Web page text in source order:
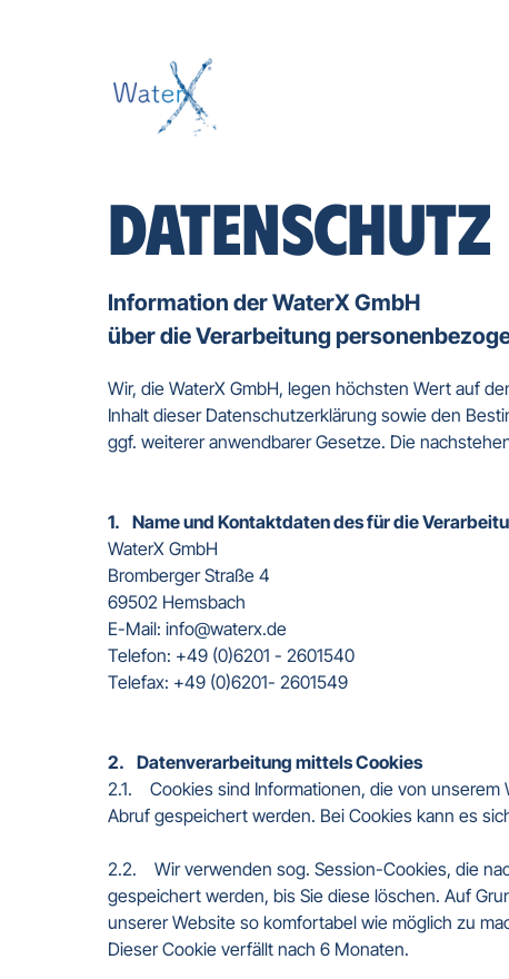
DATENSCHUTZ
Information der WaterX GmbH
über die Verarbeitung
Wir, die WaterX GmbH, legen höchsten Wert auf
Inhalt dieser Datenschutzerklärung sowie den
ggf. weiterer anwendbarer Gesetze. Die
1.    Name und Kontaktdaten des für die
WaterX GmbH
Bromberger Straße 4
69502 Hemsbach
E-Mail: info@waterx.de
Telefon: +49 (0)6201 - 2601540
Telefax: +49 (0)6201- 2601549
2.    Datenverarbeitung mittels Cookies
2.1.    Cookies sind Informationen, die von
Abruf gespeichert werden. Bei Cookies kann es
2.2.    Wir verwenden sog. Session-Cookies, die
gespeichert werden, bis Sie diese löschen. Auf
unserer Website so komfortabel wie möglich zu
Dieser Cookie verfällt nach 6 Monaten.